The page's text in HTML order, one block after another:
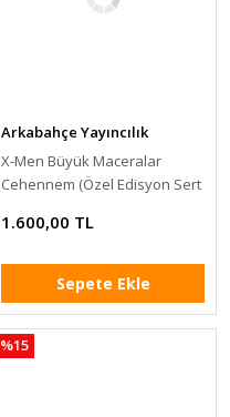
Arkabahçe Yayıncılık
X-Men Büyük Maceralar
Cehennem (Özel Edisyon Sert
1.600,00 TL
Sepete Ekle
%15